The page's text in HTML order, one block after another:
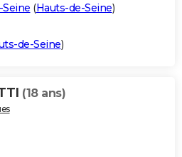
(Hauts-de-Seine)
de-Seine)
(18 ans)